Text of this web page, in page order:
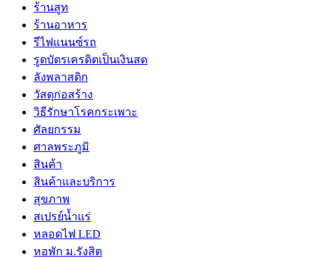
ร้านสูท
ร้านอาหาร
รีไฟแนนซ์รถ
รูดบัตรเครดิตเป็นเงินสด
ลังพลาสติก
วัสดุก่อสร้าง
วิธีรักษาโรคกระเพาะ
ศัลยกรรม
ศาลพระภูมิ
สินค้า
สินค้าและบริการ
สุขภาพ
สเปรย์น้ำแร่
หลอดไฟ LED
หอพัก ม.รังสิต